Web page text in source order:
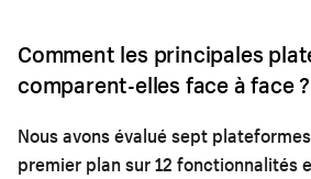
Comment les principales
comparent-elles face à face ?
Nous avons évalué sept
premier plan sur 12 fonctionnalités